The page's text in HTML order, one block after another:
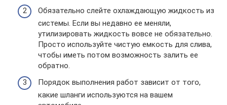
Обязательно слейте охлаждающую жидкость из
системы. Если вы недавно ее меняли,
утилизировать жидкость вовсе не обязательно.
Просто используйте чистую емкость для слива,
чтобы иметь потом возможность залить ее
обратно.
Порядок выполнения работ зависит от того,
какие шланги используются на вашем